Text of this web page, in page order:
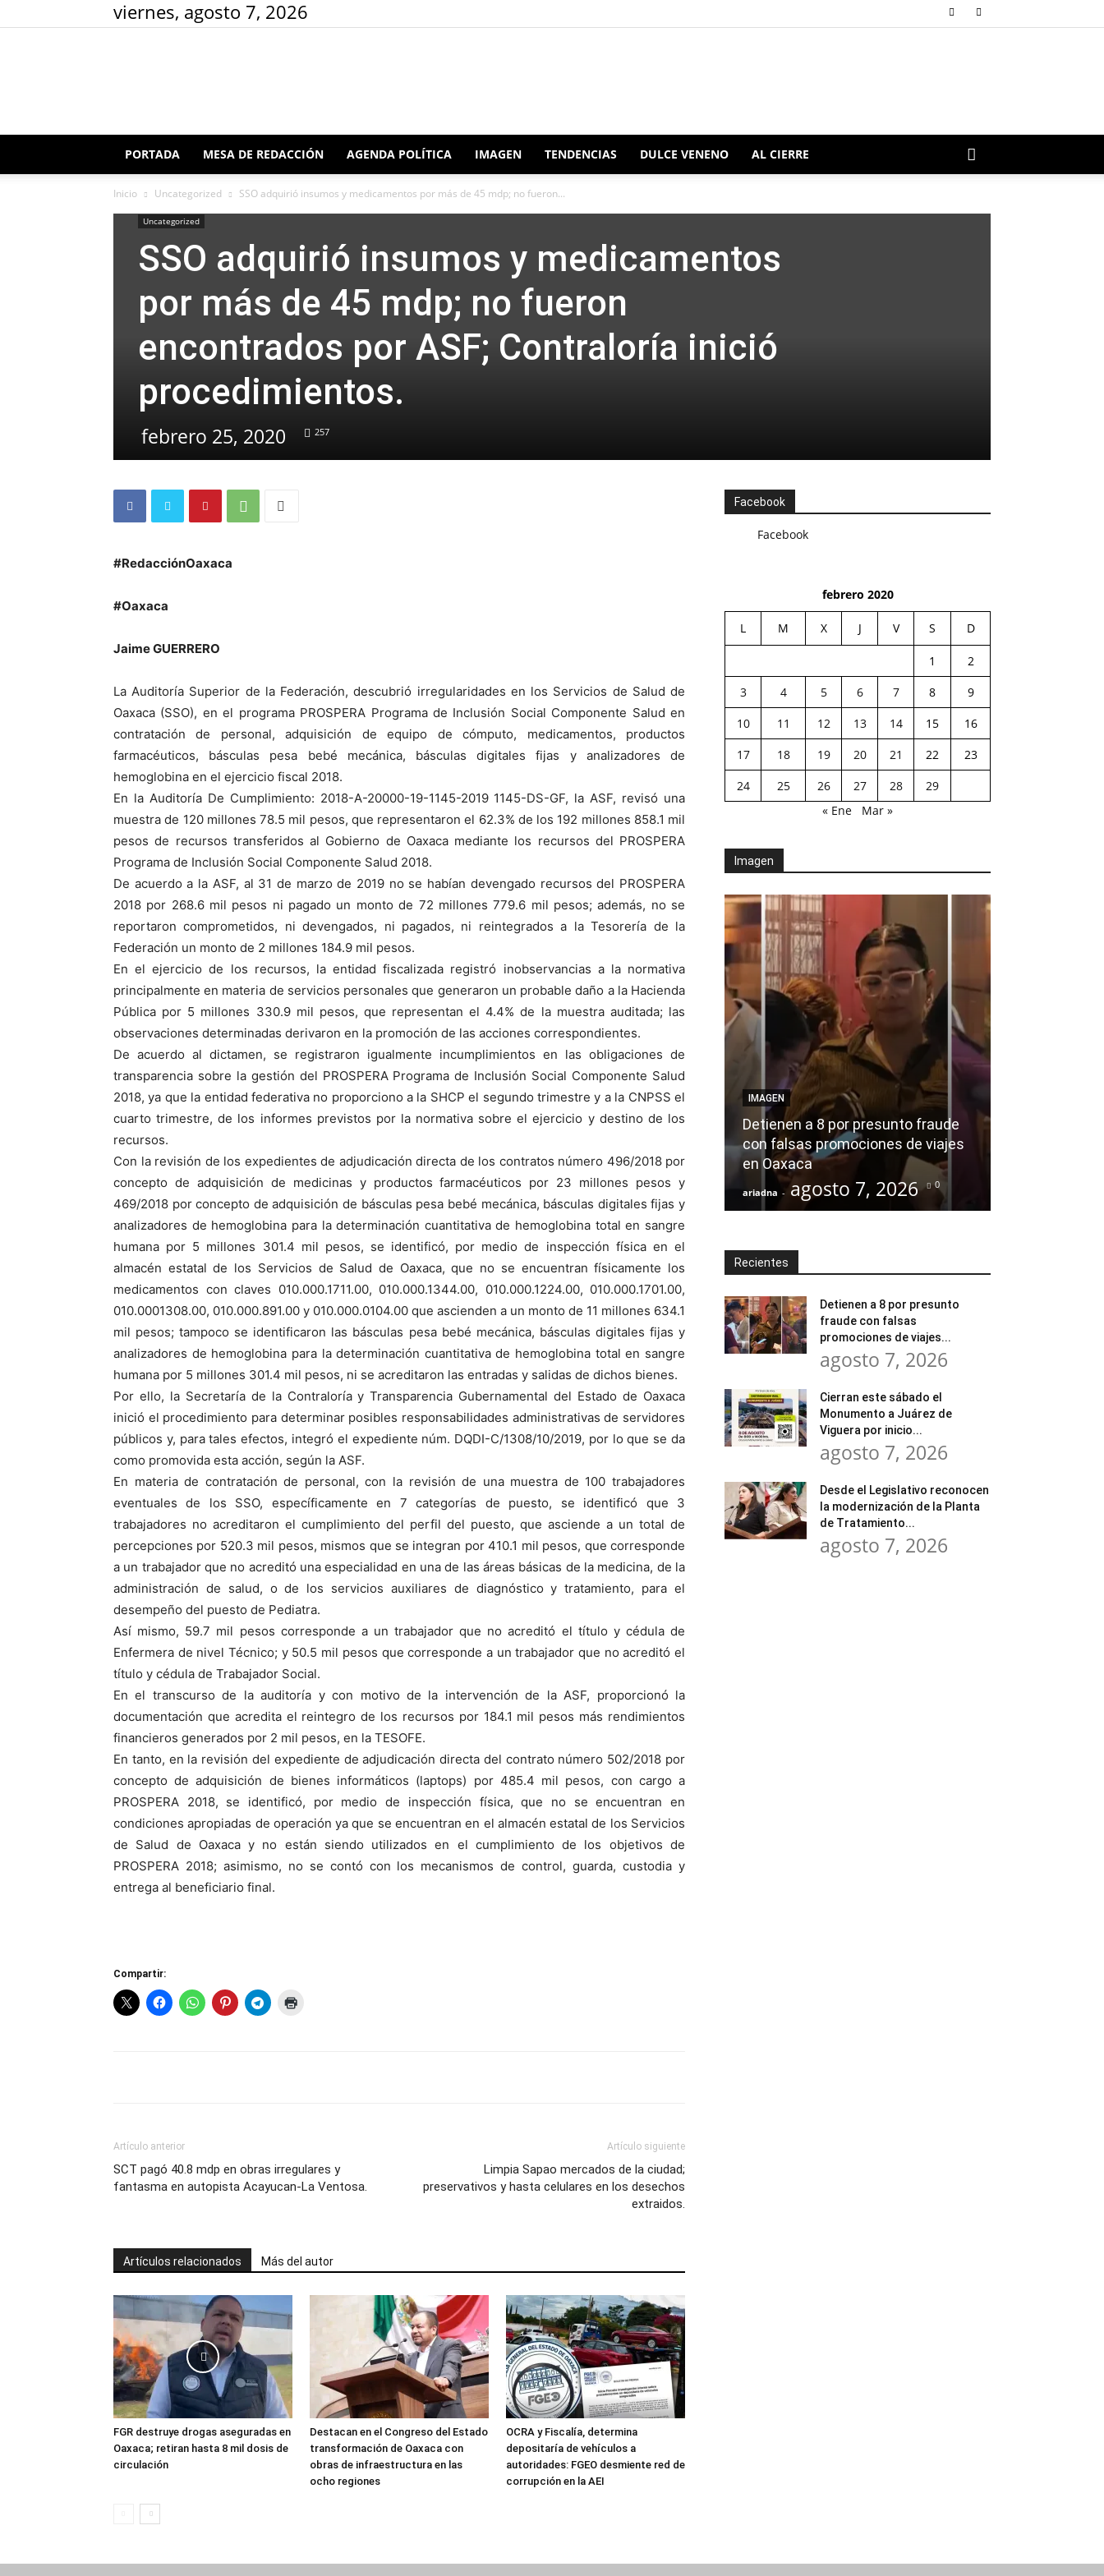
viernes, agosto 7, 2026
Redacción
PORTADA MESA DE REDACCIÓN AGENDA POLÍTICA IMAGEN TENDENCIAS DULCE VENENO AL CIERRE
Inicio Uncategorized SSO adquirió insumos y medicamentos por más de 45 mdp; no fueron...
Uncategorized
SSO adquirió insumos y medicamentos
por más de 45 mdp; no fueron
encontrados por ASF; Contraloría inició
procedimientos.
febrero 25, 2020 257
#RedacciónOaxaca
#Oaxaca
Jaime GUERRERO
La Auditoría Superior de la Federación, descubrió irregularidades en los Servicios de Salud de
Oaxaca (SSO), en el programa PROSPERA Programa de Inclusión Social Componente Salud en
contratación de personal, adquisición de equipo de cómputo, medicamentos, productos
farmacéuticos, básculas pesa bebé mecánica, básculas digitales fijas y analizadores de
hemoglobina en el ejercicio fiscal 2018.
En la Auditoría De Cumplimiento: 2018-A-20000-19-1145-2019 1145-DS-GF, la ASF, revisó una
muestra de 120 millones 78.5 mil pesos, que representaron el 62.3% de los 192 millones 858.1 mil
pesos de recursos transferidos al Gobierno de Oaxaca mediante los recursos del PROSPERA
Programa de Inclusión Social Componente Salud 2018.
De acuerdo a la ASF, al 31 de marzo de 2019 no se habían devengado recursos del PROSPERA
2018 por 268.6 mil pesos ni pagado un monto de 72 millones 779.6 mil pesos; además, no se
reportaron comprometidos, ni devengados, ni pagados, ni reintegrados a la Tesorería de la
Federación un monto de 2 millones 184.9 mil pesos.
En el ejercicio de los recursos, la entidad fiscalizada registró inobservancias a la normativa
principalmente en materia de servicios personales que generaron un probable daño a la Hacienda
Pública por 5 millones 330.9 mil pesos, que representan el 4.4% de la muestra auditada; las
observaciones determinadas derivaron en la promoción de las acciones correspondientes.
De acuerdo al dictamen, se registraron igualmente incumplimientos en las obligaciones de
transparencia sobre la gestión del PROSPERA Programa de Inclusión Social Componente Salud
2018, ya que la entidad federativa no proporciono a la SHCP el segundo trimestre y a la CNPSS el
cuarto trimestre, de los informes previstos por la normativa sobre el ejercicio y destino de los
recursos.
Con la revisión de los expedientes de adjudicación directa de los contratos número 496/2018 por
concepto de adquisición de medicinas y productos farmacéuticos por 23 millones pesos y
469/2018 por concepto de adquisición de básculas pesa bebé mecánica, básculas digitales fijas y
analizadores de hemoglobina para la determinación cuantitativa de hemoglobina total en sangre
humana por 5 millones 301.4 mil pesos, se identificó, por medio de inspección física en el
almacén estatal de los Servicios de Salud de Oaxaca, que no se encuentran físicamente los
medicamentos con claves 010.000.1711.00, 010.000.1344.00, 010.000.1224.00, 010.000.1701.00,
010.0001308.00, 010.000.891.00 y 010.000.0104.00 que ascienden a un monto de 11 millones 634.1
mil pesos; tampoco se identificaron las básculas pesa bebé mecánica, básculas digitales fijas y
analizadores de hemoglobina para la determinación cuantitativa de hemoglobina total en sangre
humana por 5 millones 301.4 mil pesos, ni se acreditaron las entradas y salidas de dichos bienes.
Por ello, la Secretaría de la Contraloría y Transparencia Gubernamental del Estado de Oaxaca
inició el procedimiento para determinar posibles responsabilidades administrativas de servidores
públicos y, para tales efectos, integró el expediente núm. DQDI-C/1308/10/2019, por lo que se da
como promovida esta acción, según la ASF.
En materia de contratación de personal, con la revisión de una muestra de 100 trabajadores
eventuales de los SSO, específicamente en 7 categorías de puesto, se identificó que 3
trabajadores no acreditaron el cumplimiento del perfil del puesto, que asciende a un total de
percepciones por 520.3 mil pesos, mismos que se integran por 410.1 mil pesos, que corresponde
a un trabajador que no acreditó una especialidad en una de las áreas básicas de la medicina, de la
administración de salud, o de los servicios auxiliares de diagnóstico y tratamiento, para el
desempeño del puesto de Pediatra.
Así mismo, 59.7 mil pesos corresponde a un trabajador que no acreditó el título y cédula de
Enfermera de nivel Técnico; y 50.5 mil pesos que corresponde a un trabajador que no acreditó el
título y cédula de Trabajador Social.
En el transcurso de la auditoría y con motivo de la intervención de la ASF, proporcionó la
documentación que acredita el reintegro de los recursos por 184.1 mil pesos más rendimientos
financieros generados por 2 mil pesos, en la TESOFE.
En tanto, en la revisión del expediente de adjudicación directa del contrato número 502/2018 por
concepto de adquisición de bienes informáticos (laptops) por 485.4 mil pesos, con cargo a
PROSPERA 2018, se identificó, por medio de inspección física, que no se encuentran en
condiciones apropiadas de operación ya que se encuentran en el almacén estatal de los Servicios
de Salud de Oaxaca y no están siendo utilizados en el cumplimiento de los objetivos de
PROSPERA 2018; asimismo, no se contó con los mecanismos de control, guarda, custodia y
entrega al beneficiario final.
Compartir:
Artículo anterior
SCT pagó 40.8 mdp en obras irregulares y
fantasma en autopista Acayucan-La Ventosa.
Artículo siguiente
Limpia Sapao mercados de la ciudad;
preservativos y hasta celulares en los desechos
extraidos.
Artículos relacionados Más del autor
FGR destruye drogas aseguradas en
Oaxaca; retiran hasta 8 mil dosis de
circulación
Destacan en el Congreso del Estado
transformación de Oaxaca con
obras de infraestructura en las
ocho regiones
OCRA y Fiscalía, determina
depositaría de vehículos a
autoridades: FGEO desmiente red de
corrupción en la AEI
Facebook
Facebook
febrero 2020
L M X J V S D
1
2
3
4 5 6 7 8
9
10
11 12 13 14 15
16
17
18 19 20 21 22
23
24
25 26 27 28
29
« Ene
Mar »
Imagen
IMAGEN
Detienen a 8 por presunto fraude
con falsas promociones de viajes
en Oaxaca
ariadna - agosto 7, 2026 0
Recientes
Detienen a 8 por presunto
fraude con falsas
promociones de viajes...
agosto 7, 2026
Cierran este sábado el
Monumento a Juárez de
Viguera por inicio...
agosto 7, 2026
Desde el Legislativo reconocen
la modernización de la Planta
de Tratamiento...
agosto 7, 2026